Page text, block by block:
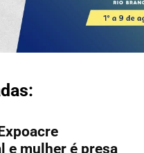
e mulher é presa